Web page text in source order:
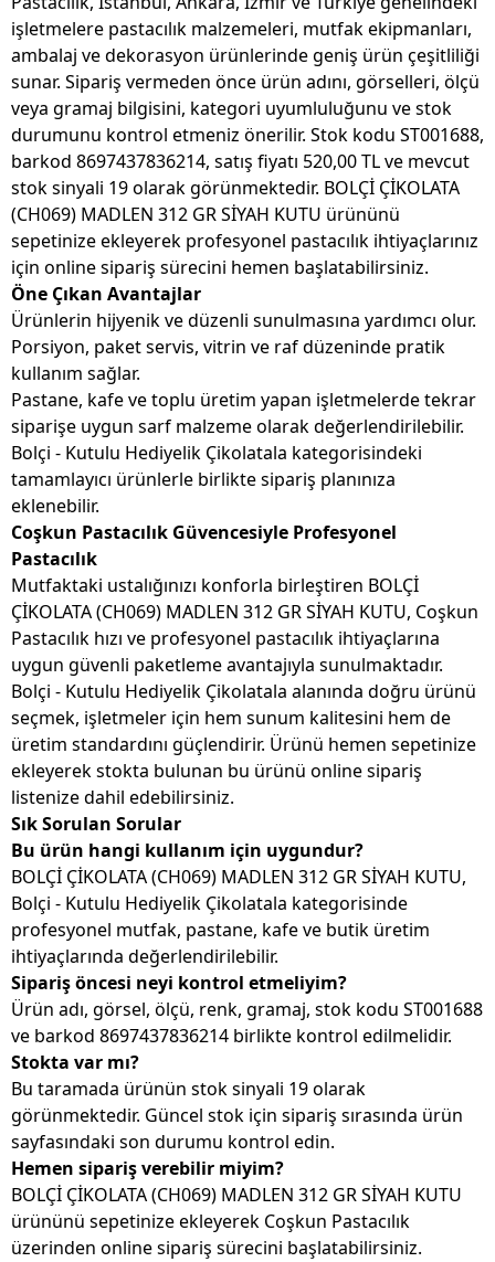
işletmelere pastacılık malzemeleri, mutfak ekipmanları,
ambalaj ve dekorasyon ürünlerinde geniş ürün çeşitliliği
sunar. Sipariş vermeden önce ürün adını, görselleri, ölçü
veya gramaj bilgisini, kategori uyumluluğunu ve stok
durumunu kontrol etmeniz önerilir. Stok kodu ST001688,
barkod 8697437836214, satış fiyatı 520,00 TL ve mevcut
stok sinyali 19 olarak görünmektedir. BOLÇİ ÇİKOLATA
(CH069) MADLEN 312 GR SİYAH KUTU ürününü
sepetinize ekleyerek profesyonel pastacılık ihtiyaçlarınız
için online sipariş sürecini hemen başlatabilirsiniz.
Öne Çıkan Avantajlar
Ürünlerin hijyenik ve düzenli sunulmasına yardımcı olur.
Porsiyon, paket servis, vitrin ve raf düzeninde pratik
kullanım sağlar.
Pastane, kafe ve toplu üretim yapan işletmelerde tekrar
siparişe uygun sarf malzeme olarak değerlendirilebilir.
Bolçi - Kutulu Hediyelik Çikolatala kategorisindeki
tamamlayıcı ürünlerle birlikte sipariş planınıza
eklenebilir.
Coşkun Pastacılık Güvencesiyle Profesyonel
Pastacılık
Mutfaktaki ustalığınızı konforla birleştiren BOLÇİ
ÇİKOLATA (CH069) MADLEN 312 GR SİYAH KUTU, Coşkun
Pastacılık hızı ve profesyonel pastacılık ihtiyaçlarına
uygun güvenli paketleme avantajıyla sunulmaktadır.
Bolçi - Kutulu Hediyelik Çikolatala alanında doğru ürünü
seçmek, işletmeler için hem sunum kalitesini hem de
üretim standardını güçlendirir. Ürünü hemen sepetinize
ekleyerek stokta bulunan bu ürünü online sipariş
listenize dahil edebilirsiniz.
Sık Sorulan Sorular
Bu ürün hangi kullanım için uygundur?
BOLÇİ ÇİKOLATA (CH069) MADLEN 312 GR SİYAH KUTU,
Bolçi - Kutulu Hediyelik Çikolatala kategorisinde
profesyonel mutfak, pastane, kafe ve butik üretim
ihtiyaçlarında değerlendirilebilir.
Sipariş öncesi neyi kontrol etmeliyim?
Ürün adı, görsel, ölçü, renk, gramaj, stok kodu ST001688
ve barkod 8697437836214 birlikte kontrol edilmelidir.
Stokta var mı?
Bu taramada ürünün stok sinyali 19 olarak
görünmektedir. Güncel stok için sipariş sırasında ürün
sayfasındaki son durumu kontrol edin.
Hemen sipariş verebilir miyim?
BOLÇİ ÇİKOLATA (CH069) MADLEN 312 GR SİYAH KUTU
ürününü sepetinize ekleyerek Coşkun Pastacılık
üzerinden online sipariş sürecini başlatabilirsiniz.